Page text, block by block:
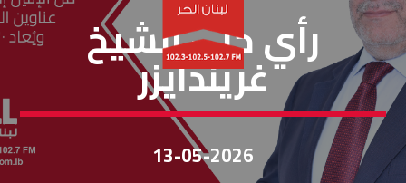
رأي حر
رأي حر – الشيخ
غريندايزر
13-05-2026